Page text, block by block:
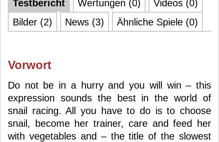
Testbericht Wertungen (0)
Videos (0)
Bilder (2)
News (3) Ähnliche Spiele (0)
Vorwort
Do not be in a hurry and you will win – this
expression sounds the best in the world of
snail racing. All you have to do is to choose
snail, become her trainer, care and feed her
with vegetables and – the title of the slowest